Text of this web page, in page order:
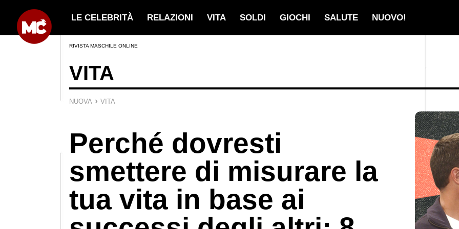
LE CELEBRITÀ RELAZIONI VITA SOLDI GIOCHI SALUTE NUOVO!
RIVISTA MASCHILE ONLINE
VITA
NUOVA › VITA
Perché dovresti
smettere di misurare la
tua vita in base ai